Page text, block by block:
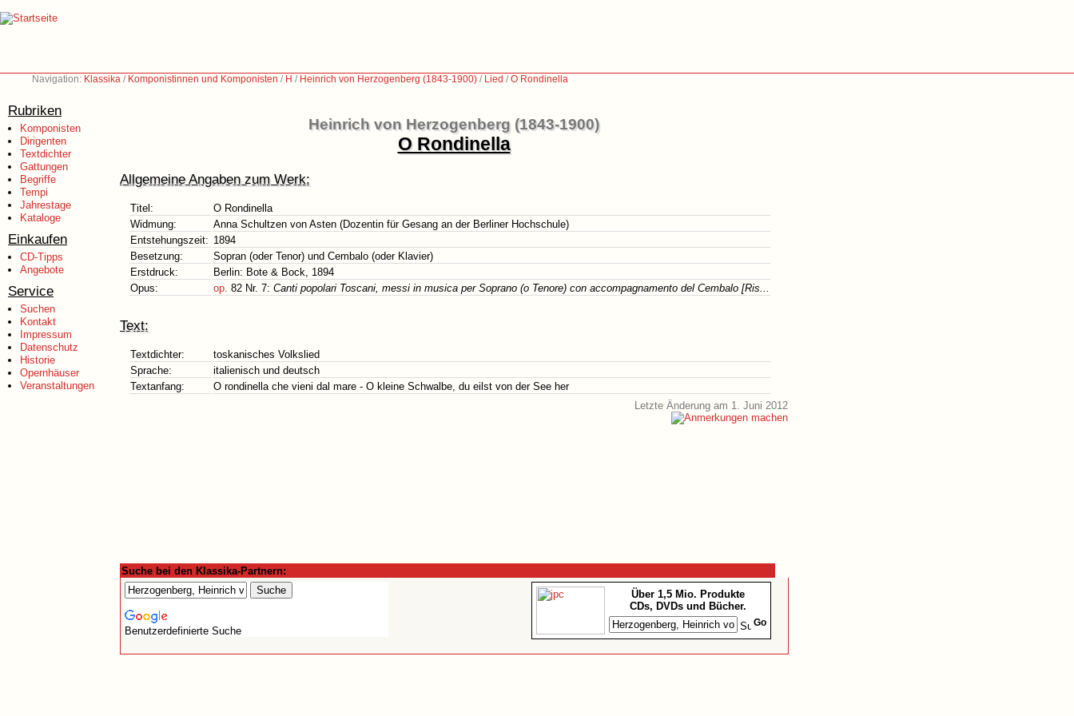
Navigation: Klassika / Komponistinnen und Komponisten / H / Heinrich von Herzogenberg (1843-1900) / Lied /O Rondinella
Rubriken
Komponisten
Dirigenten
Textdichter
Gattungen
Begriffe
Tempi
Jahrestage
Kataloge
Einkaufen
CD-Tipps
Angebote
Service
Suchen
Kontakt
Impressum
Datenschutz
Historie
Opernhäuser
Veranstaltungen
Heinrich von Herzogenberg (1843-1900)
O Rondinella
Allgemeine Angaben zum Werk:
Titel:
O Rondinella
Widmung:
Anna Schultzen von Asten (Dozentin für Gesang an der Berliner Hochschule)
Entstehungszeit: 1894
Besetzung:
Sopran (oder Tenor) und Cembalo (oder Klavier)
Erstdruck:
Berlin: Bote & Bock, 1894
Opus:
op. 82 Nr. 7: Canti popolari Toscani, messi in musica per Soprano (o Tenore) con accompagnamento del Cembalo [Ris...
Text:
Textdichter:
toskanisches Volkslied
Sprache:
italienisch und deutsch
Textanfang:
O rondinella che vieni dal mare - O kleine Schwalbe, du eilst von der See her
Letzte Änderung am 1. Juni 2012
Suche bei den Klassika-Partnern:
Benutzerdefinierte Suche
Über 1,5 Mio. Produkte
CDs, DVDs und Bücher.
Go